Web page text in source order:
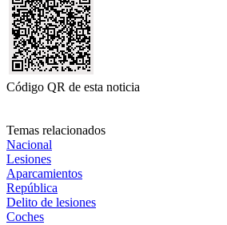
Código QR de esta noticia
Temas relacionados
Nacional
Lesiones
Aparcamientos
República
Delito de lesiones
Coches